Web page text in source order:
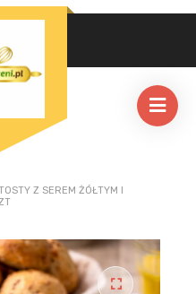
Z SEREM ŻÓŁTYM I